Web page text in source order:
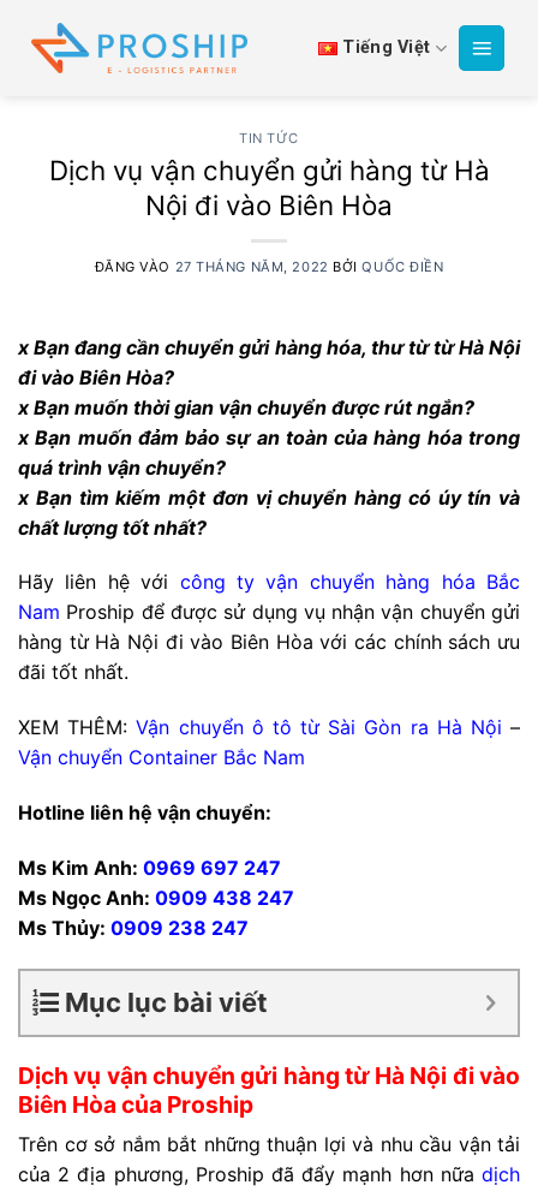
qua
Tiếng Việt
TIN TỨC
Dịch vụ vận chuyển gửi hàng từ Hà
Nội đi vào Biên Hòa
ĐĂNG VÀO 27 THÁNG NĂM, 2022 BỞIQUỐC ĐIỀN
x Bạn đang cần chuyển gửi hàng hóa, thư từ từ Hà Nội
đi vào Biên Hòa?
x Bạn muốn thời gian vận chuyển được rút ngắn?
x Bạn muốn đảm bảo sự an toàn của hàng hóa trong
quá trình vận chuyển?
x Bạn tìm kiếm một đơn vị chuyển hàng có úy tín và
chất lượng tốt nhất?
Hãy liên hệ với công ty vận chuyển hàng hóa Bắc
Nam Proship để được sử dụng vụ nhận vận chuyển gửi
hàng từ Hà Nội đi vào Biên Hòa với các chính sách ưu
đãi tốt nhất.
XEM THÊM:Vận chuyển ô tô từ Sài Gòn ra Hà Nội –
Vận chuyển Container Bắc Nam
Hotline liên hệ vận chuyển:
Ms Kim Anh: 0969 697 247
Ms Ngọc Anh: 0909 438 247
Ms Thủy: 0909 238 247
Mục lục bài viết
Dịch vụ vận chuyển gửi hàng từ Hà Nội đi vào
Biên Hòa của Proship
Trên cơ sở nắm bắt những thuận lợi và nhu cầu vận tải
của 2 địa phương, Proship đã đẩy mạnh hơn nữa dịch